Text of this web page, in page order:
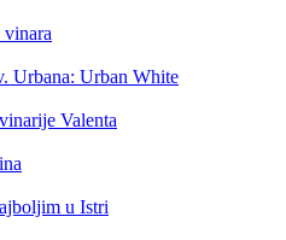
Urbana: Urban White
Valenta
u Istri